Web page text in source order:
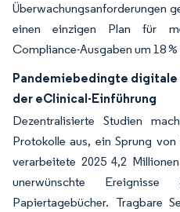
Überwachungsanforderungen
einen einzigen Plan für
Compliance-Ausgaben um 18 %
Pandemiebedingte
der eClinical-Einführung
Dezentralisierte Studien
Protokolle aus, ein Sprung
verarbeitete 2025 4,2
unerwünschte
Papiertagebücher. Tragbare